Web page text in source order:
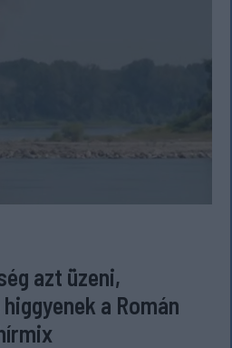
azt üzeni,
a Román